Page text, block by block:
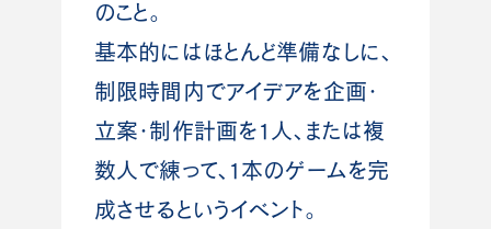
のこと。
基本的にはほとんど準備なしに、
制限時間内でアイデアを企画・
立案・制作計画を1人、または複
数人で練って、1本のゲームを完
成させるというイベント。